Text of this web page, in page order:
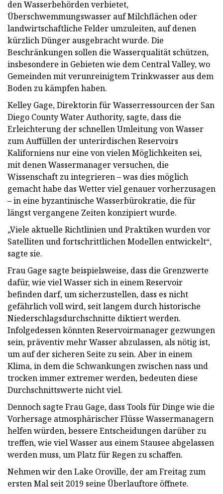
den Wasserbehörden verbietet,
Überschwemmungswasser auf Milchflächen oder
landwirtschaftliche Felder umzuleiten, auf denen
kürzlich Dünger ausgebracht wurde. Die
Beschränkungen sollen die Wasserqualität schützen,
insbesondere in Gebieten wie dem Central Valley, wo
Gemeinden mit verunreinigtem Trinkwasser aus dem
Boden zu kämpfen haben.
Kelley Gage, Direktorin für Wasserressourcen der San
Diego County Water Authority, sagte, dass die
Erleichterung der schnellen Umleitung von Wasser
zum Auffüllen der unterirdischen Reservoirs
Kaliforniens nur eine von vielen Möglichkeiten sei,
mit denen Wassermanager versuchen, die
Wissenschaft zu integrieren – was dies möglich
gemacht habe das Wetter viel genauer vorherzusagen
– in eine byzantinische Wasserbürokratie, die für
längst vergangene Zeiten konzipiert wurde.
„Viele aktuelle Richtlinien und Praktiken wurden vor
Satelliten und fortschrittlichen Modellen entwickelt“,
sagte sie.
Frau Gage sagte beispielsweise, dass die Grenzwerte
dafür, wie viel Wasser sich in einem Reservoir
befinden darf, um sicherzustellen, dass es nicht
gefährlich voll wird, seit langem durch historische
Niederschlagsdurchschnitte diktiert werden.
Infolgedessen könnten Reservoirmanager gezwungen
sein, präventiv mehr Wasser abzulassen, als nötig ist,
um auf der sicheren Seite zu sein. Aber in einem
Klima, in dem die Schwankungen zwischen nass und
trocken immer extremer werden, bedeuten diese
Durchschnittswerte nicht viel.
Dennoch sagte Frau Gage, dass Tools für Dinge wie die
Vorhersage atmosphärischer Flüsse Wassermanagern
helfen würden, bessere Entscheidungen darüber zu
treffen, wie viel Wasser aus einem Stausee abgelassen
werden muss, um Platz für Regen zu schaffen.
Nehmen wir den Lake Oroville, der am Freitag zum
ersten Mal seit 2019 seine Überlauftore öffnete.